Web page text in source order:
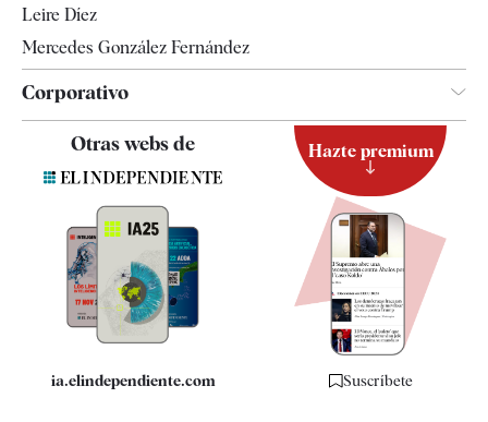
Leire Díez
Mercedes González Fernández
Corporativo
Quiénes somos
Especificaciones
Otras webs de
ia.elindependiente.com
Hazte premium
Suscríbete